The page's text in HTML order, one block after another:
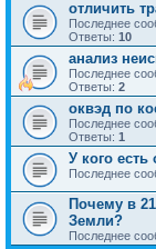
отличить
Последнее
Ответы: 10
анализ
Последнее
Ответы: 2
оквэд по
Последнее
Ответы: 1
У кого
Последнее
Почему в
Земли?
Последнее